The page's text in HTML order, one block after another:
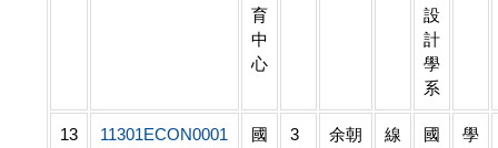
育
中
心
設
計
學
系
13
11301ECON0001
國
3
余朝
線
國
學